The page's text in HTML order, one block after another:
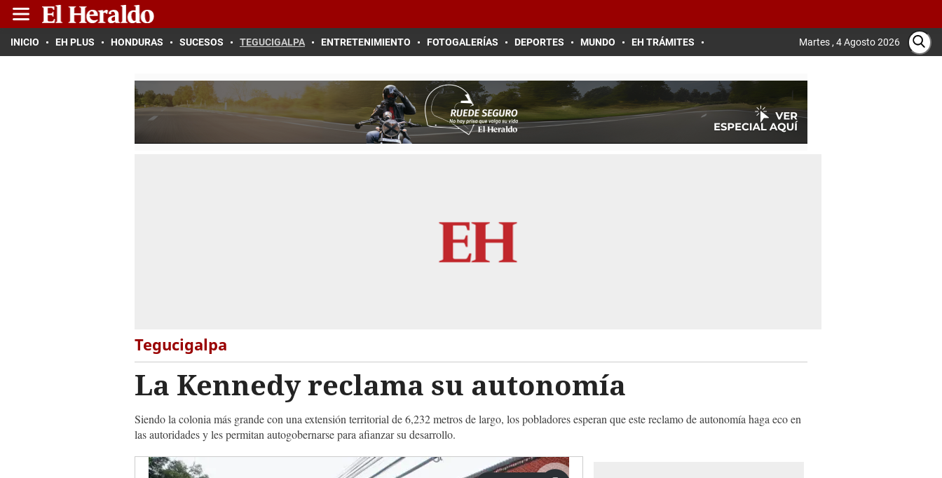
INICIO EH PLUS HONDURAS SUCESOS TEGUCIGALPA ENTRETENIMIENTO FOTOGALERÍAS DEPORTES MUNDO EH TRÁMITES Martes , 4 Agosto 2026
Tegucigalpa
La Kennedy reclama su autonomía
Siendo la colonia más grande con una extensión territorial de 6,232 metros de largo, los pobladores esperan que este reclamo de autonomía haga eco en
las autoridades y les permitan autogobernarse para afianzar su desarrollo.